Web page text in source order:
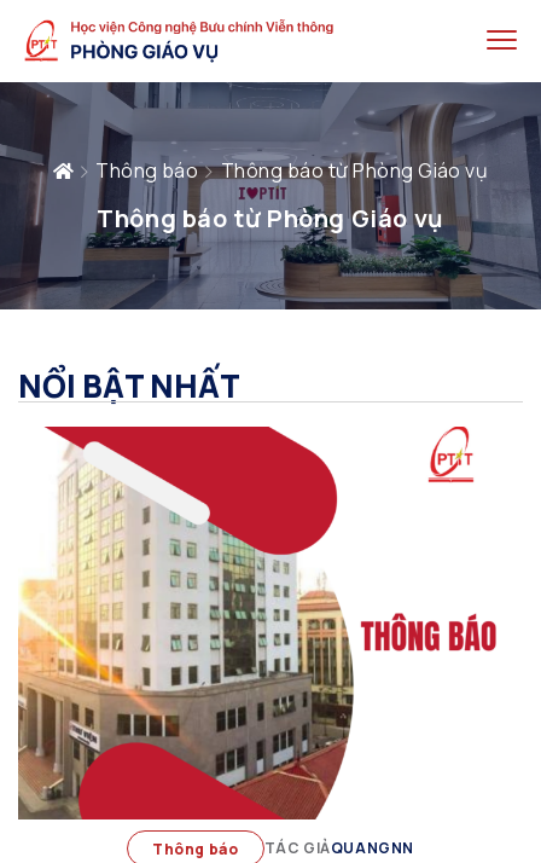
Thông báo Thông báo từ Phòng Giáo vụ
Thông báo từ Phòng Giáo vụ
NỔI BẬT NHẤT
Thông báo TÁC GIẢQUANGNN